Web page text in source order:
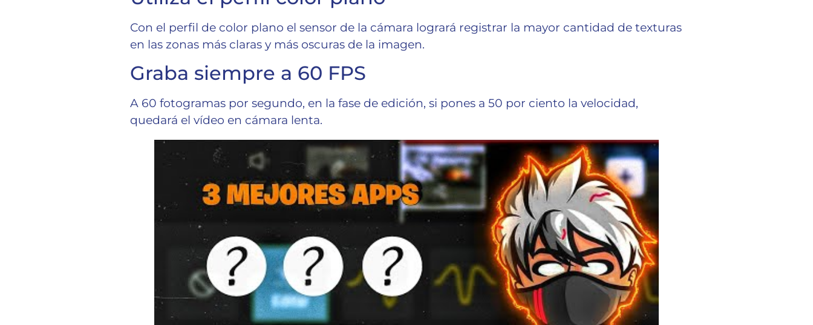
Con el perfil de color plano el sensor de la cámara logrará registrar la mayor cantidad de texturas
en las zonas más claras y más oscuras de la imagen.
Graba siempre a 60 FPS
A 60 fotogramas por segundo, en la fase de edición, si pones a 50 por ciento la velocidad,
quedará el vídeo en cámara lenta.